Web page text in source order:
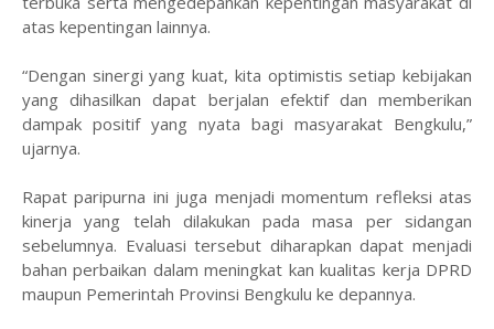
atas kepentingan lainnya.
“Dengan sinergi yang kuat, kita optimistis setiap kebijakan
yang dihasilkan dapat berjalan efektif dan memberikan
dampak positif yang nyata bagi masyarakat Bengkulu,”
ujarnya.
Rapat paripurna ini juga menjadi momentum refleksi atas
kinerja yang telah dilakukan pada masa per sidangan
sebelumnya. Evaluasi tersebut diharapkan dapat menjadi
bahan perbaikan dalam meningkat kan kualitas kerja DPRD
maupun Pemerintah Provinsi Bengkulu ke depannya.